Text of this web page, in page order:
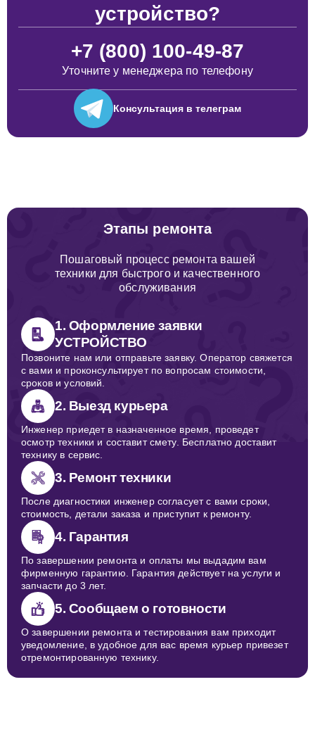
устройство?
+7 (800) 100-49-87
Уточните у менеджера по телефону
Консультация в телеграм
Этапы ремонта
Пошаговый процесс ремонта вашей
техники для быстрого и качественного
обслуживания
1. Оформление заявки
УСТРОЙСТВО
Позвоните нам или отправьте заявку. Оператор свяжется
с вами и проконсультирует по вопросам стоимости,
сроков и условий.
2. Выезд курьера
Инженер приедет в назначенное время, проведет
осмотр техники и составит смету. Бесплатно доставит
технику в сервис.
3. Ремонт техники
После диагностики инженер согласует с вами сроки,
стоимость, детали заказа и приступит к ремонту.
4. Гарантия
По завершении ремонта и оплаты мы выдадим вам
фирменную гарантию. Гарантия действует на услуги и
запчасти до 3 лет.
5. Сообщаем о готовности
О завершении ремонта и тестирования вам приходит
уведомление, в удобное для вас время курьер привезет
отремонтированную технику.